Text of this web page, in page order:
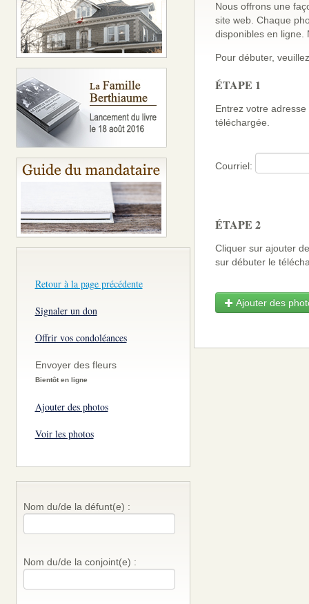
Retour à la page précédente
Signaler un don
Offrir vos condoléances
Envoyer des fleurs
Bientôt en ligne
Ajouter des photos
Voir les photos
Nom du/de la défunt(e) :
Nom du/de la conjoint(e) :
Nous offrons une
site web. Chaque
disponibles en ligne.
Pour débuter,
ÉTAPE 1
Entrez votre
téléchargée.
Courriel:
ÉTAPE 2
Cliquer sur ajouter
sur débuter le
Ajouter des